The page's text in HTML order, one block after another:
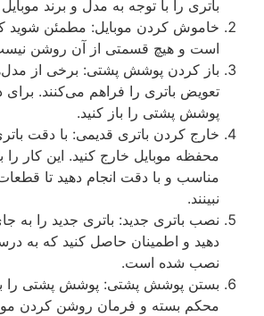
باتری را با توجه به مدل و برند
خاموش کردن موبایل: مطمئن شوید
است و هیچ قسمتی از آن روشن
باز کردن پوشش پشتی: برخی از
تعویض باتری را فراهم می‌کنند.
پوشش پشتی را باز کنید.
خارج کردن باتری قدیمی: با دقت
محفظه موبایل خارج کنید. این کار را با
مناسب و با دقت انجام دهید تا
نبینند.
نصب باتری جدید: باتری جدید را به
دهید و اطمینان حاصل کنید که به
نصب شده است.
بستن پوشش پشتی: پوشش پشتی را
محکم بسته و فرمان روشن کردن